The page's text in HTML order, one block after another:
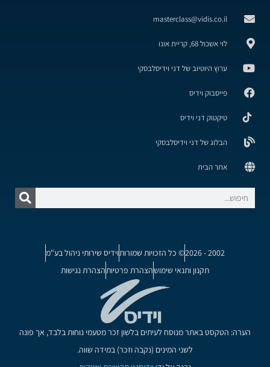
masterclass@vidis.co.il
לוי אשכול 68, קריית אונו
ערוץ היוטיוב של דני וידיסלבסקי
פייסבוק וידיס
טיקטוק דני וידיס
הבלוג של דני וידיסלבסקי
אתר הבית
2002 - 2026 © כל הזכויות שמורותוידיס שירותי ניהול בע"מ
תקנון ותנאי שימושהצהרת פרטיותהצהרת נגישות
הערה: הטקסט באתר מנוסח לעיתים בלשון זכר מטעמי נוחות בלבד, אך פונה
לשני המינים (נקבה וזכר) במידה שווה.